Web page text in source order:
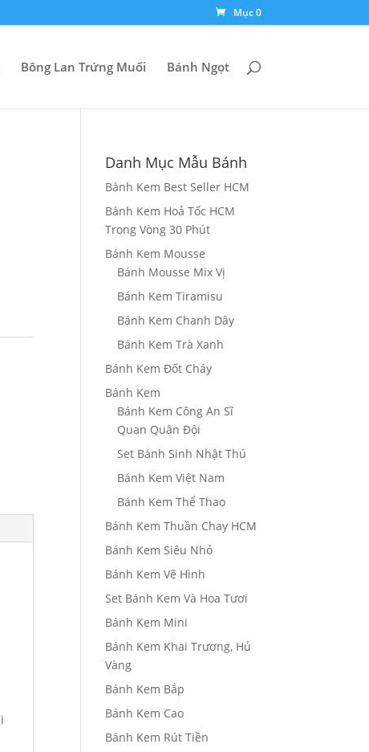
Mục 0
Bông Lan Trứng Muối Bánh Ngọt
Danh Mục Mẫu Bánh
Bánh Kem Best Seller HCM
Bánh Kem Hoả Tốc HCM
Trong Vòng 30 Phút
Bánh Kem Mousse
Bánh Mousse Mix Vị
Bánh Kem Tiramisu
Bánh Kem Chanh Dây
Bánh Kem Trà Xanh
Bánh Kem Đốt Cháy
Bánh Kem
Bánh Kem Công An Sĩ
Quan Quân Đội
Set Bánh Sinh Nhật Thú
Bánh Kem Việt Nam
Bánh Kem Thể Thao
Bánh Kem Thuần Chay HCM
Bánh Kem Siêu Nhỏ
Bánh Kem Vẽ Hình
Set Bánh Kem Và Hoa Tươi
Bánh Kem Mini
Bánh Kem Khai Trương, Hủ
Vàng
Bánh Kem Bắp
Bánh Kem Cao
Bánh Kem Rút Tiền